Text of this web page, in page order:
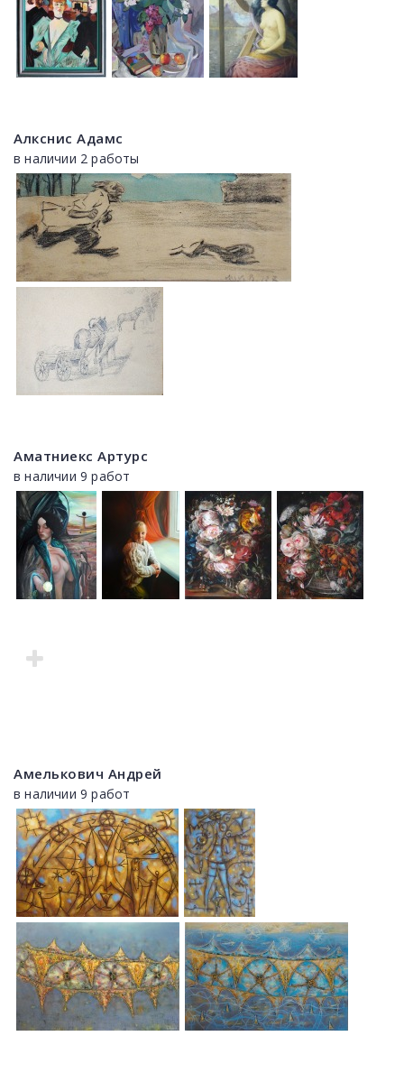
Алкснис Адамс
в наличии 2 работы
Аматниекс Артурс
в наличии 9 работ
Амелькович Андрей
в наличии 9 работ